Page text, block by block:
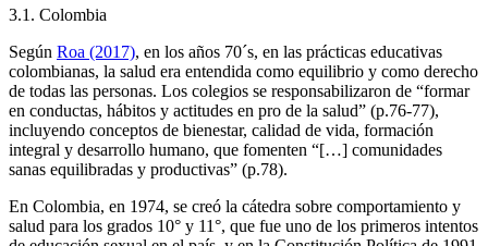
3.1. Colombia
Según Roa (2017), en los años 70´s, en las prácticas educativas
colombianas, la salud era entendida como equilibrio y como derecho
de todas las personas. Los colegios se responsabilizaron de “formar
en conductas, hábitos y actitudes en pro de la salud” (p.76-77),
incluyendo conceptos de bienestar, calidad de vida, formación
integral y desarrollo humano, que fomenten “[…] comunidades
sanas equilibradas y productivas” (p.78).
En Colombia, en 1974, se creó la cátedra sobre comportamiento y
salud para los grados 10° y 11°, que fue uno de los primeros intentos